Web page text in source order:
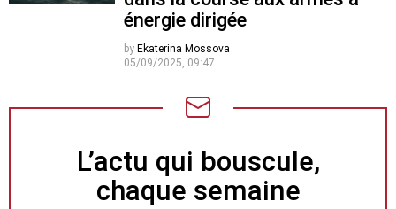
énergie dirigée
by Ekaterina Mossova
05/09/2025, 09:47
NEWSLETTER
L’actu qui bouscule,
chaque semaine